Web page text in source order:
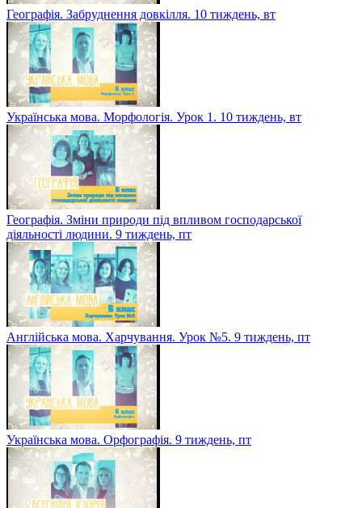
Географія. Забруднення довкілля. 10 тиждень, вт
Українська мова. Морфологія. Урок 1. 10 тиждень, вт
Географія. Зміни природи під впливом господарської
діяльності людини. 9 тиждень, пт
Англійська мова. Харчування. Урок №5. 9 тиждень, пт
Українська мова. Орфографія. 9 тиждень, пт